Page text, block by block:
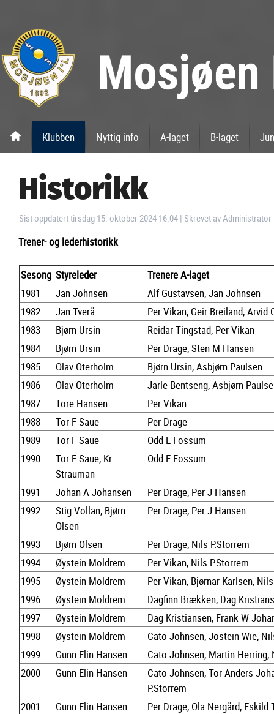
Klubben Nyttig info A-laget B-laget
Historikk
Sist oppdatert tirsdag 15. oktober 2024 16:04 | Skrevet av Administrator
Trener- og lederhistorikk
Sesong Styreleder
Trenere A-laget
1981
Jan Johnsen
Alf Gustavsen, Jan Johnsen
1982
Jan Tverå
Per Vikan, Geir Breiland, Arvid
1983
Bjørn Ursin
Reidar Tingstad, Per Vikan
1984
Bjørn Ursin
Per Drage, Sten M Hansen
1985
Olav Oterholm
Bjørn Ursin, Asbjørn Paulsen
1986
Olav Oterholm
Jarle Bentseng, Asbjørn
1987
Tore Hansen
Per Vikan
1988
Tor F Saue
Per Drage
1989
Tor F Saue
Odd E Fossum
1990
Tor F Saue, Kr.
Strauman
Odd E Fossum
1991 Johan A Johansen
Per Drage, Per J Hansen
1992
Stig Vollan, Bjørn
Olsen
Per Drage, Per J Hansen
1993 Bjørn Olsen
Per Drage, Nils P.Storrem
1994
Øystein Moldrem
Per Vikan, Nils P.Storrem
1995
Øystein Moldrem
Per Vikan, Bjørnar Karlsen,
1996
Øystein Moldrem
Dagfinn Brækken, Dag
1997
Øystein Moldrem
Dag Kristiansen, Frank W
1998
Øystein Moldrem
Cato Johnsen, Jostein Wie,
1999
Gunn Elin Hansen
Cato Johnsen, Martin Herring,
2000
Gunn Elin Hansen
Cato Johnsen, Tor Anders
P.Storrem
2001
Gunn Elin Hansen
Per Drage, Ola Nergård,